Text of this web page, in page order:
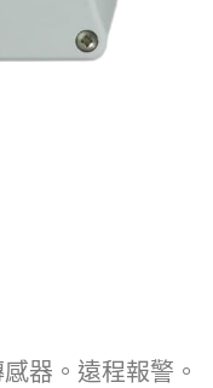
器。遠程報警。